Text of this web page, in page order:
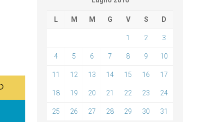
L M M G V S D
1 2 3
4 5 6 7 8 9 10
11 12 13 14 15 16 17
18 19 20 21 22 23 24
25 26 27 28 29 30 31